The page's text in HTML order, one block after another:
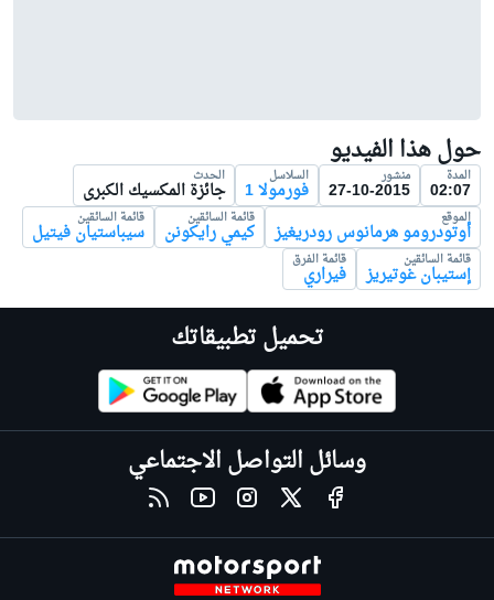
حول هذا الفيديو
المدة
02:07
منشور
27-10-2015
السلاسل
فورمولا 1
الحدث
جائزة المكسيك الكبرى
الموقع
أوتودرومو هرمانوس رودريغيز
قائمة السائقين
كيمي رايكونن
قائمة السائقين
سيباستيان فيتيل
قائمة السائقين
إستيبان غوتيريز
قائمة الفرق
فيراري
تحميل تطبيقاتك
وسائل التواصل الاجتماعي